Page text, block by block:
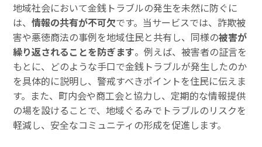
地域社会において金銭トラブルの発生を未然に防ぐに
は、情報の共有が不可欠です。当サービスでは、詐欺被
害や悪徳商法の事例を地域住民と共有し、同様の被害が
繰り返されることを防ぎます。例えば、被害者の証言を
もとに、どのような手口で金銭トラブルが発生したのか
を具体的に説明し、警戒すべきポイントを住民に伝えま
す。また、町内会や商工会と協力し、定期的な情報提供
の場を設けることで、地域ぐるみでトラブルのリスクを
軽減し、安全なコミュニティの形成を促進します。